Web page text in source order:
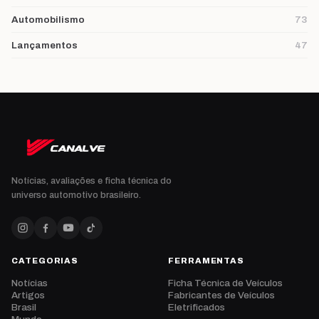
Automobilismo 73
Lançamentos 47
Notícias, avaliações e ficha técnica do
universo automotivo brasileiro.
CATEGORIAS
Notícias
Artigos
Brasil
FERRAMENTAS
Ficha Técnica de Veículos
Fabricantes de Veículos
Eletrificados